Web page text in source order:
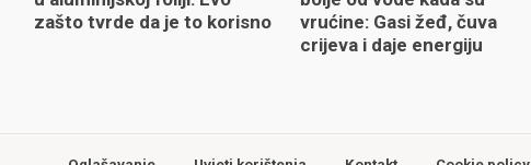
zašto tvrde da je to korisno
vrućine: Gasi žeđ, čuva
crijeva i daje energiju